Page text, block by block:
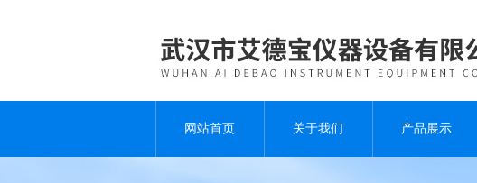
网站首页 关于我们 产品展示